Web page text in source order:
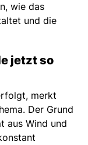
wie das
und die
jetzt so
merkt
Der Grund
aus Wind und